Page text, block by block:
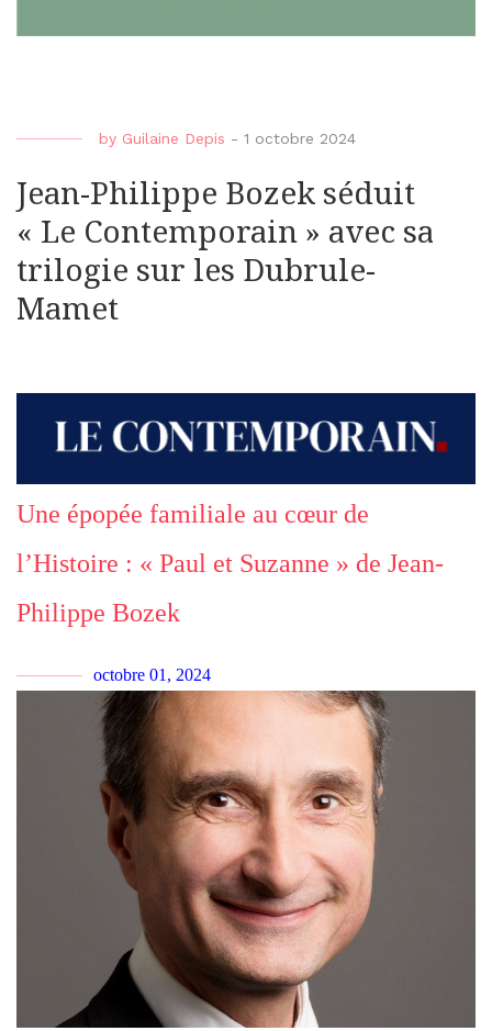
by Guilaine Depis - 1 octobre 2024
Jean-Philippe Bozek séduit
« Le Contemporain » avec sa
trilogie sur les Dubrule-
Mamet
Une épopée familiale au cœur de
l’Histoire : « Paul et Suzanne » de Jean-
Philippe Bozek
octobre 01, 2024